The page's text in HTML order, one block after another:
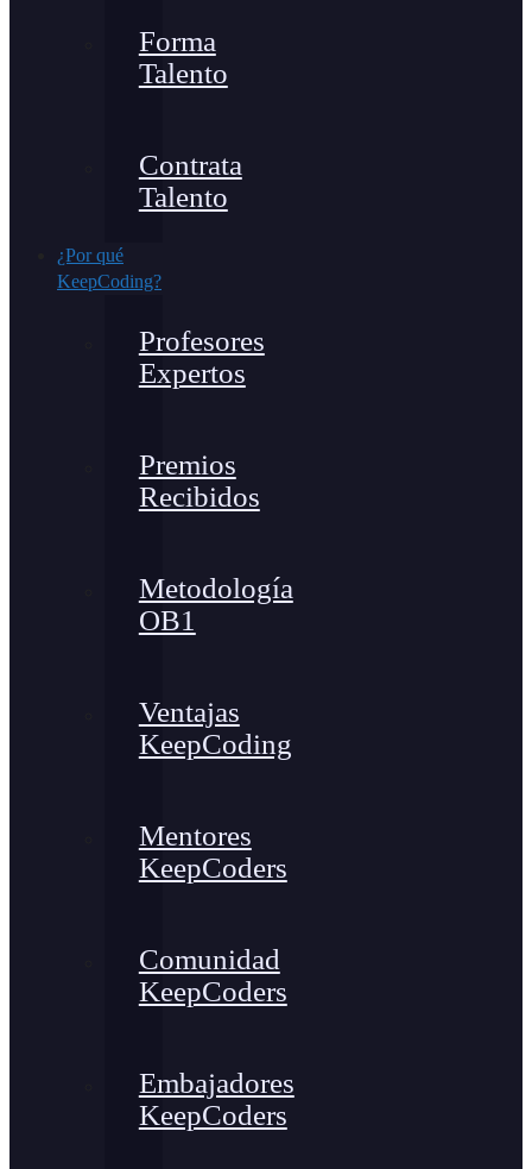
Forma
Talento
Contrata
Talento
¿Por qué
KeepCoding?
Profesores
Expertos
Premios
Recibidos
Metodología
OB1
Ventajas
KeepCoding
Mentores
KeepCoders
Comunidad
KeepCoders
Embajadores
KeepCoders